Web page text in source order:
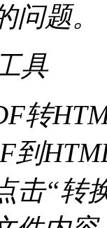
问题。
具
转
到
击“转